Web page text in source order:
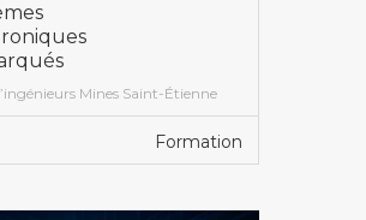
Mines Saint-Étienne
Formation